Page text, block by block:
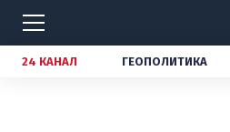
24 КАНАЛ ГЕОПОЛИТИКА